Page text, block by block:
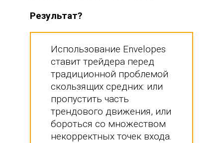
Результат?
Использование Envelopes
ставит трейдера перед
традиционной проблемой
скользящих средних: или
пропустить часть
трендового движения, или
бороться со множеством
некорректных точек входа.